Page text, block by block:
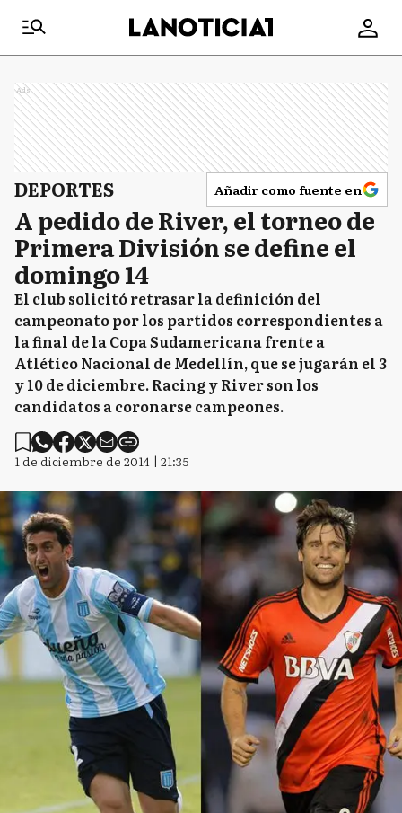
Ads
DEPORTES Añadir como fuente en
A pedido de River, el torneo de
Primera División se define el
domingo 14
El club solicitó retrasar la definición del
campeonato por los partidos correspondientes a
la final de la Copa Sudamericana frente a
Atlético Nacional de Medellín, que se jugarán el 3
y 10 de diciembre. Racing y River son los
candidatos a coronarse campeones.
1 de diciembre de 2014 | 21:35